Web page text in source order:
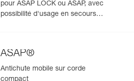
pour ASAP LOCK ou ASAP, avec
possibilité d'usage en secours
ASAP®
Antichute mobile sur corde
compact